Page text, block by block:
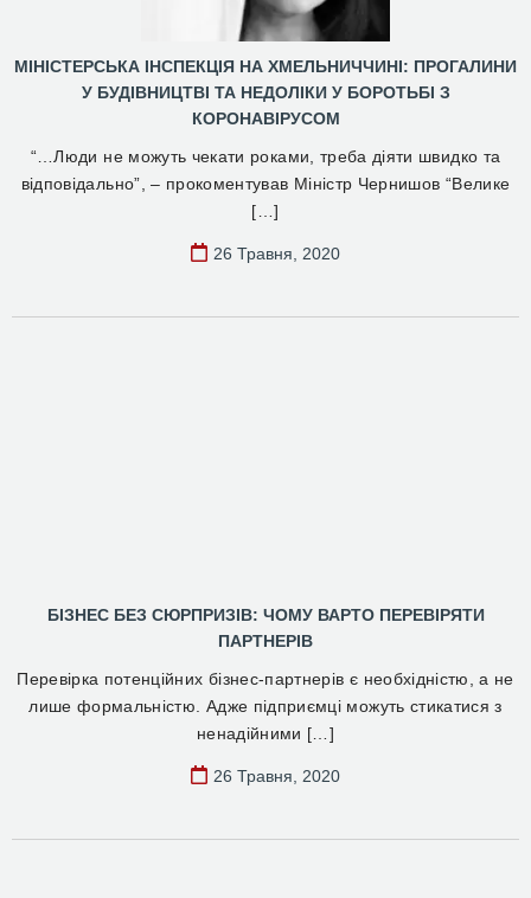
МІНІСТЕРСЬКА ІНСПЕКЦІЯ НА ХМЕЛЬНИЧЧИНІ: ПРОГАЛИНИ
У БУДІВНИЦТВІ ТА НЕДОЛІКИ У БОРОТЬБІ З
КОРОНАВІРУСОМ
“…Люди не можуть чекати роками, треба діяти швидко та
відповідально”, – прокоментував Міністр Чернишов “Велике
[…]
26 Травня, 2020
БІЗНЕС БЕЗ СЮРПРИЗІВ: ЧОМУ ВАРТО ПЕРЕВІРЯТИ
ПАРТНЕРІВ
Перевірка потенційних бізнес-партнерів є необхідністю, а не
лише формальністю. Адже підприємці можуть стикатися з
ненадійними […]
26 Травня, 2020